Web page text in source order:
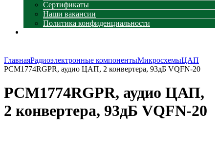
Сертификаты
Наши вакансии
Политика конфиденциальности
ГлавнаяРадиоэлектронные компонентыМикросхемыЦАП
PCM1774RGPR, аудио ЦАП, 2 конвертера, 93дБ VQFN-20
PCM1774RGPR, аудио ЦАП,
2 конвертера, 93дБ VQFN-20